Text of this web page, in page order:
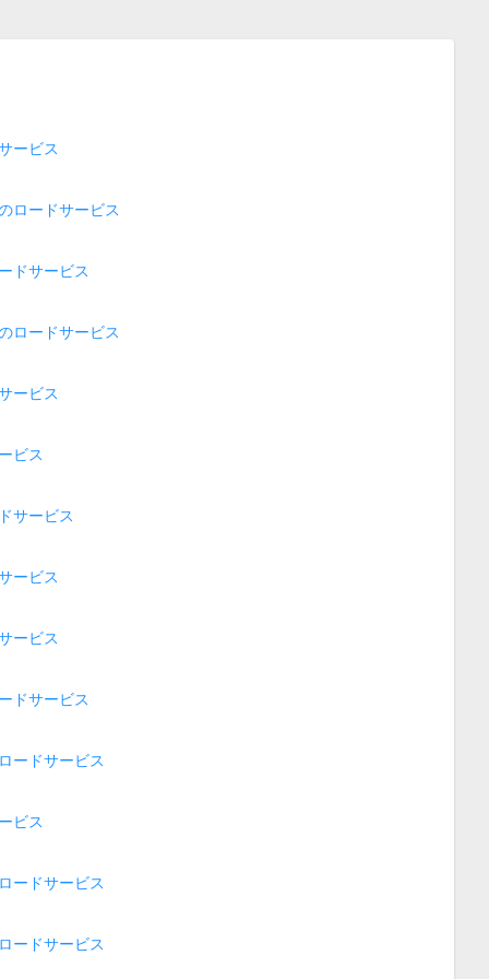
ービス
ロードサービス
ドサービス
ロードサービス
ービス
ビス
サービス
ービス
ービス
ドサービス
ードサービス
ビス
ードサービス
ードサービス